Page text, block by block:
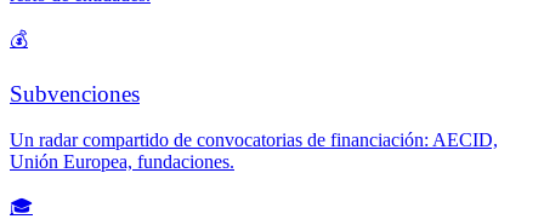
💰
Subvenciones
Un radar compartido de convocatorias de financiación: AECID,
Unión Europea, fundaciones.
🎓